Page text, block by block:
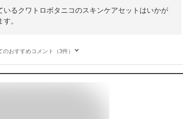
るクワトロボタニコのスキンケアセットはいかが
。
のおすすめコメント（3件）